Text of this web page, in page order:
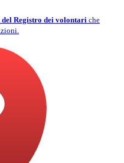
Registro dei volontari che